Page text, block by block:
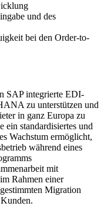
und des
bei den Order-to-
SAP integrierte EDI-
zu unterstützen und
in ganz Europa zu
ein standardisiertes und
Wachstum ermöglicht,
während eines
mit
Rahmen einer
Migration